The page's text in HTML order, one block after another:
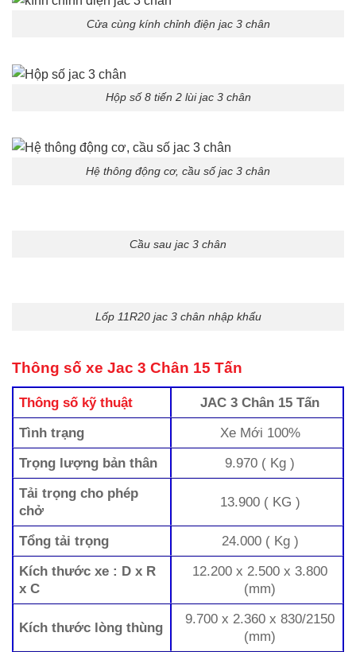
Cửa cùng kính chỉnh điện jac 3 chân
Hộp số 8 tiến 2 lùi jac 3 chân
Hệ thông động cơ, cầu số jac 3 chân
Cầu sau jac 3 chân
Lốp 11R20 jac 3 chân nhập khẩu
Thông số xe Jac 3 Chân 15 Tấn
Thông số kỹ thuật
JAC 3 Chân 15 Tấn
Tình trạng
Xe Mới 100%
Trọng lượng bản thân
9.970 ( Kg )
Tải trọng cho phép
chở
13.900 ( KG )
Tổng tải trọng
24.000 ( Kg )
Kích thước xe : D x R
x C
12.200 x 2.500 x 3.800
(mm)
Kích thước lòng thùng
9.700 x 2.360 x 830/2150
(mm)